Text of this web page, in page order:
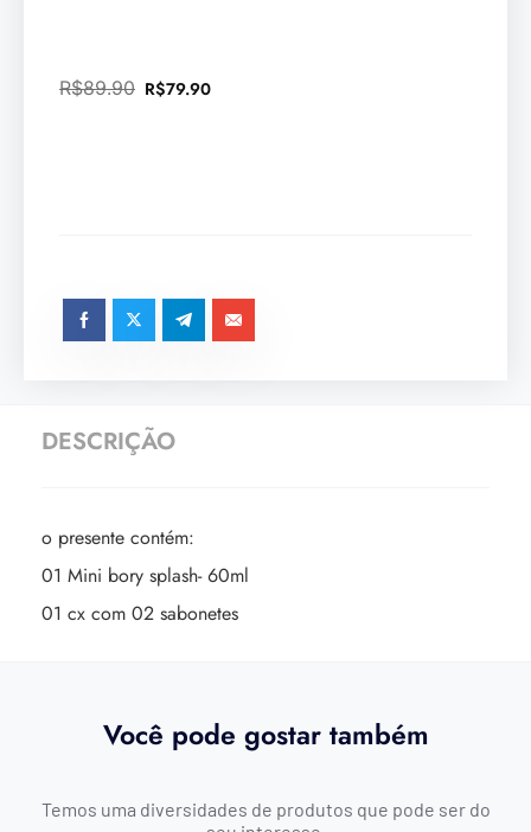
R$89.90 R$79.90
DESCRIÇÃO
o presente contém:
01 Mini bory splash- 60ml
01 cx com 02 sabonetes
Você pode gostar também
Temos uma diversidades de produtos que pode ser do